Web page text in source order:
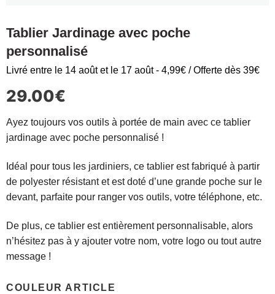
Tablier Jardinage avec poche
personnalisé
Livré entre le 14 août et le 17 août - 4,99€ / Offerte dès 39€
29.00€
Ayez toujours vos outils à portée de main avec ce tablier
jardinage avec poche personnalisé !
Idéal pour tous les jardiniers, ce tablier est fabriqué à partir
de polyester résistant et est doté d’une grande poche sur le
devant, parfaite pour ranger vos outils, votre téléphone, etc.
De plus, ce tablier est entièrement personnalisable, alors
n’hésitez pas à y ajouter votre nom, votre logo ou tout autre
message !
COULEUR ARTICLE